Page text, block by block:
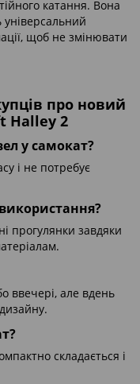
катання. Вона
щоб не змінювати
про новий
Halley 2
у самокат?
і не потребує
прогулянки завдяки
ввечері, але вдень
складається і